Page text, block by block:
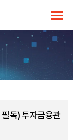
독) 투자금융관